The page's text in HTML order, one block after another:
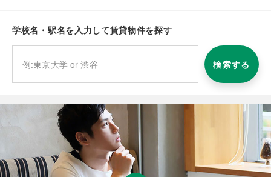
学校名・駅名を入力して賃貸物件を探す
検索する